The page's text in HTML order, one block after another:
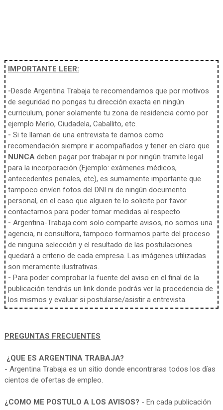
IMPORTANTE LEER:
-Desde Argentina Trabaja te recomendamos que por motivos
de seguridad no pongas tu dirección exacta en ningún
curriculum, poner solamente tu zona de residencia como por
ejemplo Merlo, Ciudadela, Caballito, etc.
- Si te llaman de una entrevista te damos como
recomendación siempre ir acompañados y tener en claro que
NUNCAdeben pagar por trabajar ni por ningún tramite legal
para la incorporación (Ejemplo: exámenes médicos,
antecedentes penales, etc), es sumamente importante que
tampoco envíen fotos del DNI ni de ningún documento
personal, en el caso que alguien te lo solicite por favor
contactarnos para poder tomar medidas al respecto.
- Argentina-Trabaja.com solo comparte avisos, no somos una
agencia, ni consultora, tampoco formamos parte del proceso
de ninguna selección y el resultado de las postulaciones
quedará a criterio de cada empresa. Las imágenes utilizadas
son meramente ilustrativas.
- Para poder comprobar la fuente del aviso en el final de la
publicación tendrás un link donde podrás ver la procedencia de
los mismos y evaluar si postularse/asistir a entrevista.
PREGUNTAS FRECUENTES
¿QUE ES ARGENTINA TRABAJA?
- Argentina Trabaja es un sitio donde encontraras todos los días
cientos de ofertas de empleo.
¿COMO ME POSTULO A LOS AVISOS? - En cada publicación